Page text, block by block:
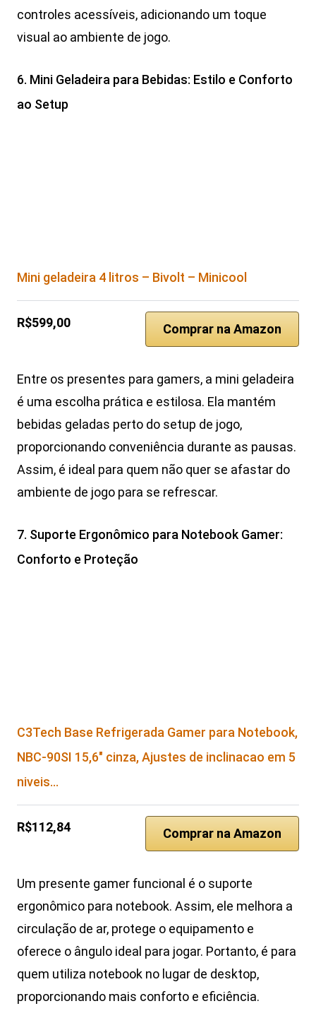
controles acessíveis, adicionando um toque
visual ao ambiente de jogo.
6. Mini Geladeira para Bebidas: Estilo e Conforto
ao Setup
Mini geladeira 4 litros – Bivolt – Minicool
R$599,00 Comprar na Amazon
Entre os presentes para gamers, a mini geladeira
é uma escolha prática e estilosa. Ela mantém
bebidas geladas perto do setup de jogo,
proporcionando conveniência durante as pausas.
Assim, é ideal para quem não quer se afastar do
ambiente de jogo para se refrescar.
7. Suporte Ergonômico para Notebook Gamer:
Conforto e Proteção
C3Tech Base Refrigerada Gamer para Notebook,
NBC-90SI 15,6″ cinza, Ajustes de inclinacao em 5
niveis…
R$112,84 Comprar na Amazon
Um presente gamer funcional é o suporte
ergonômico para notebook. Assim, ele melhora a
circulação de ar, protege o equipamento e
oferece o ângulo ideal para jogar. Portanto, é para
quem utiliza notebook no lugar de desktop,
proporcionando mais conforto e eficiência.